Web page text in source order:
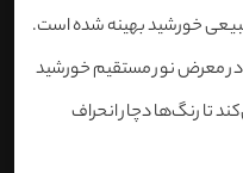
خورشید بهینه شده است.
معرض نور مستقیم خورشید
تا رنگ‌ها دچار انحراف